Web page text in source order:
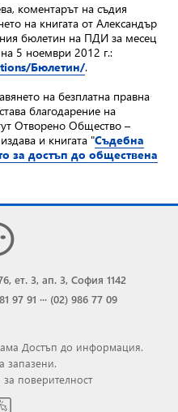
коментарът на съдия
на книгата от Александър
бюлетин на ПДИ за месец
5 ноември 2012 г.:
Бюлетин/.
на безплатна правна
благодарение на
Отворено Общество –
и книгата "Съдебна
за достъп до обществена
ет. 3, ап. 3, София 1142
97 91 ··· (02) 986 77 09
Достъп до информация.
запазени.
поверителност